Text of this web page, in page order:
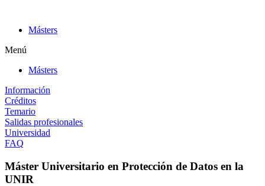
contenidoMásters
Menú
Másters
Información
Créditos
Temario
Salidas profesionales
Universidad
FAQ
Máster Universitario en Protección de Datos en la
UNIR